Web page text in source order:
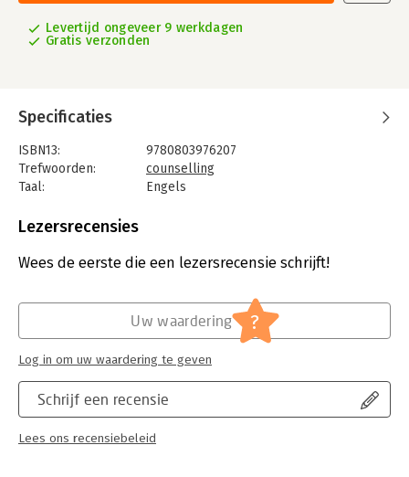
Levertijd ongeveer 9 werkdagen
Gratis verzonden
Specificaties
ISBN13:
9780803976207
Trefwoorden:
counselling
Taal:
Engels
Aantal pagina's:
Hoofdrubriek:
Psychologie
Lezersrecensies
Wees de eerste die een lezersrecensie schrijft!
Schrijf een recensie
Lees ons recensiebeleid
Uw waardering ?
Log in om uw waardering te geven